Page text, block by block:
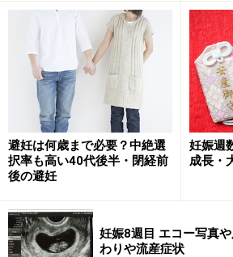
>>なぜ、みんなそれほど近くで産み
※記事内容は執筆時点のものです。最新
い。
※妊娠中の症状には個人差があります。記
見解によるものであり、全ての方への有効
をおすすめいたします。当サイトで提供
たいかなる損害についても、当社、各ガイ
した情報提供者は一切の責任を負いかね
避妊は何歳まで必要？中絶選
択率も高い40代後半・閉経前
後の避妊
妊娠週
成長・
妊娠8週目 エコー写真
わりや流産症状